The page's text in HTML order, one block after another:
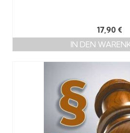
17,90 €
IN DEN